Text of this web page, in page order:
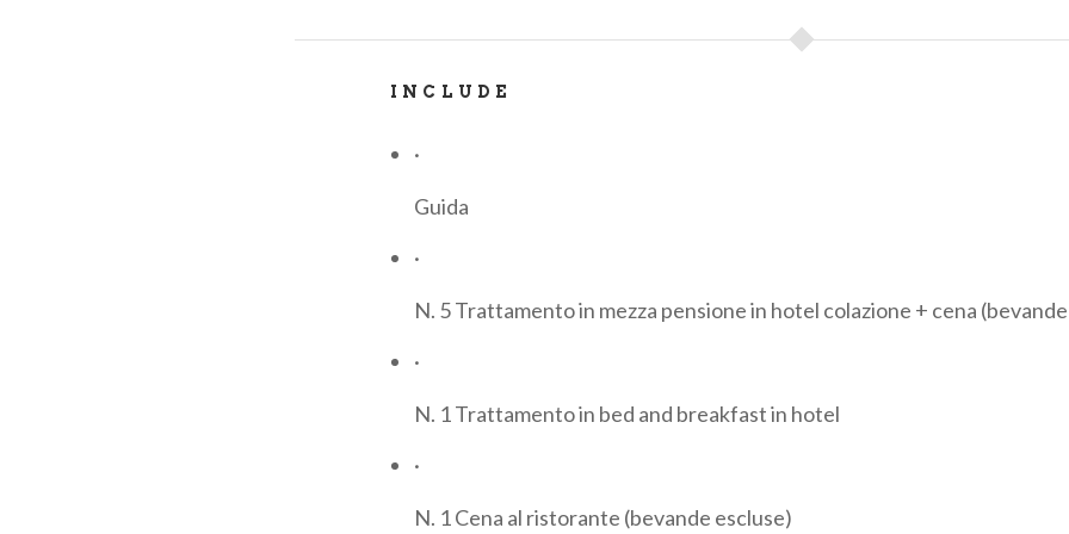
mountain bike un single track in discesa fino alcastello di Veziodove
fino aDervio
circa - Acqua: Abbondante
GIORNO 5: DERVIO – PIONA:
metri di salita non sono pedalabili, pertanto porteremo a spinta le nostre
Dislivello positivo: 1500 m circa - Dislivello negativo: 1500 m circa -
GIORNO 6: SAN SIRO – MENAGGIO:
INCLUDE
·
Guida
·
N. 5 Trattamento in mezza pensione in hotel colazione + cena
·
N. 1 Trattamento in bed and breakfast in hotel
·
N. 1 Cena al ristorante (bevande escluse)